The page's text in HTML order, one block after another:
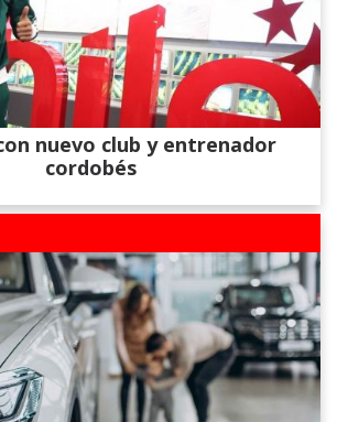
nuevo club y entrenador
cordobés